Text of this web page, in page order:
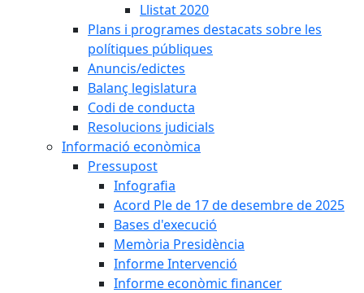
Llistat 2020
Plans i programes destacats sobre les
polítiques públiques
Anuncis/edictes
Balanç legislatura
Codi de conducta
Resolucions judicials
Informació econòmica
Pressupost
Infografia
Acord Ple de 17 de desembre de 2025
Bases d'execució
Memòria Presidència
Informe Intervenció
Informe econòmic financer